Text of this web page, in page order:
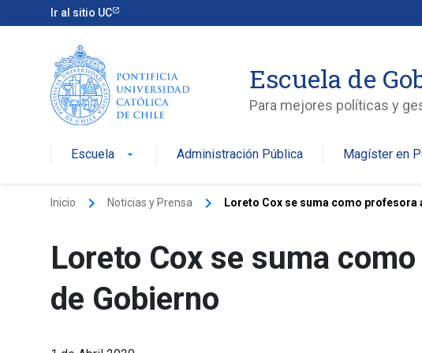
Ir al sitio UC
Escuela de
Para mejores políticas y
Escuela arrow_drop_down Administración Pública Magíster en
Inicio keyboard_arrow_right Noticias y Prensa keyboard_arrow_right Loreto Cox se suma como profesora
Loreto Cox se suma
de Gobierno